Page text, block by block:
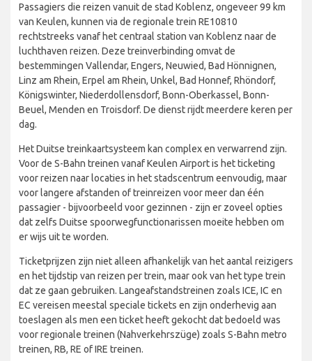
Passagiers die reizen vanuit de stad Koblenz, ongeveer 99 km
van Keulen, kunnen via de regionale trein RE10810
rechtstreeks vanaf het centraal station van Koblenz naar de
luchthaven reizen. Deze treinverbinding omvat de
bestemmingen Vallendar, Engers, Neuwied, Bad Hönnignen,
Linz am Rhein, Erpel am Rhein, Unkel, Bad Honnef, Rhöndorf,
Königswinter, Niederdollensdorf, Bonn-Oberkassel, Bonn-
Beuel, Menden en Troisdorf. De dienst rijdt meerdere keren per
dag.
Het Duitse treinkaartsysteem kan complex en verwarrend zijn.
Voor de S-Bahn treinen vanaf Keulen Airport is het ticketing
voor reizen naar locaties in het stadscentrum eenvoudig, maar
voor langere afstanden of treinreizen voor meer dan één
passagier - bijvoorbeeld voor gezinnen - zijn er zoveel opties
dat zelfs Duitse spoorwegfunctionarissen moeite hebben om
er wijs uit te worden.
Ticketprijzen zijn niet alleen afhankelijk van het aantal reizigers
en het tijdstip van reizen per trein, maar ook van het type trein
dat ze gaan gebruiken. Langeafstandstreinen zoals ICE, IC en
EC vereisen meestal speciale tickets en zijn onderhevig aan
toeslagen als men een ticket heeft gekocht dat bedoeld was
voor regionale treinen (Nahverkehrszüge) zoals S-Bahn metro
treinen, RB, RE of IRE treinen.